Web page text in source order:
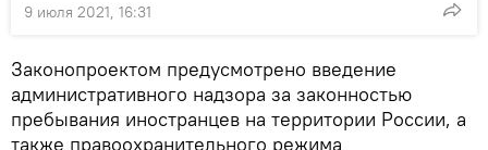
9 июля 2021, 16:31
Законопроектом предусмотрено введение
административного надзора за законностью
пребывания иностранцев на территории России, а
также правоохранительного режима